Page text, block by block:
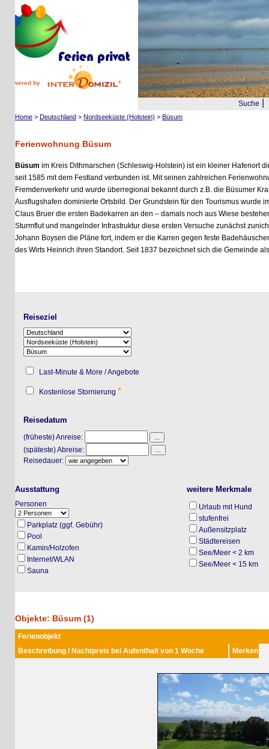
by
Suche|
Home>Deutschland>Nordseeküste (Holstein)>Büsum
Ferienwohnung Büsum
Büsumim Kreis Dithmarschen (Schleswig-Holstein) ist ein kleiner Hafenort direkt
seit 1585 mit dem Festland verbunden ist. Mit seinen zahlreichen
Fremdenverkehr und wurde überregional bekannt durch z.B. die Büsumer
Ausflugshafen dominierte Ortsbild. Der Grundstein für den Tourismus wurde im
Claus Bruer die ersten Badekarren an den – damals noch aus Wiese
Sturmflut und mangelnder Infrastruktur diese ersten Versuche zunächst zunichte
Johann Boysen die Pläne fort, indem er die Karren gegen feste Badehäuschen
des Wirts Heinrich ihren Standort. Seit 1837 bezeichnet sich die Gemeinde als
Reiseziel
Last-Minute & More / Angebote
Kostenlose Stornierung*
Reisedatum
(früheste) Anreise:
(späteste) Abreise:
Reisedauer:
Ausstattung
Personen
Parkplatz (ggf. Gebühr)
Pool
Kamin/Holzofen
Internet/WLAN
Sauna
weitere Merkmale
Urlaub mit Hund
stufenfrei
Außensitzplatz
Städtereisen
See/Meer < 2 km
See/Meer < 15 km
Objekte: Büsum (1)
Ferienobjekt
Beschreibung / Nachtpreis bei Aufenthalt von 1 Woche
Merken